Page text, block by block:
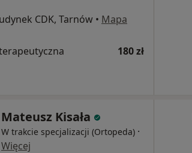
CDK, Tarnów • Mapa
180 zł
Mateusz Kisała
W trakcie specjalizacji (Ortopeda) ·
Więcej